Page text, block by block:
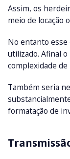
Assim, os
meio de locação
No entanto
utilizado. Afinal
complexidade
Também seria
formatação de